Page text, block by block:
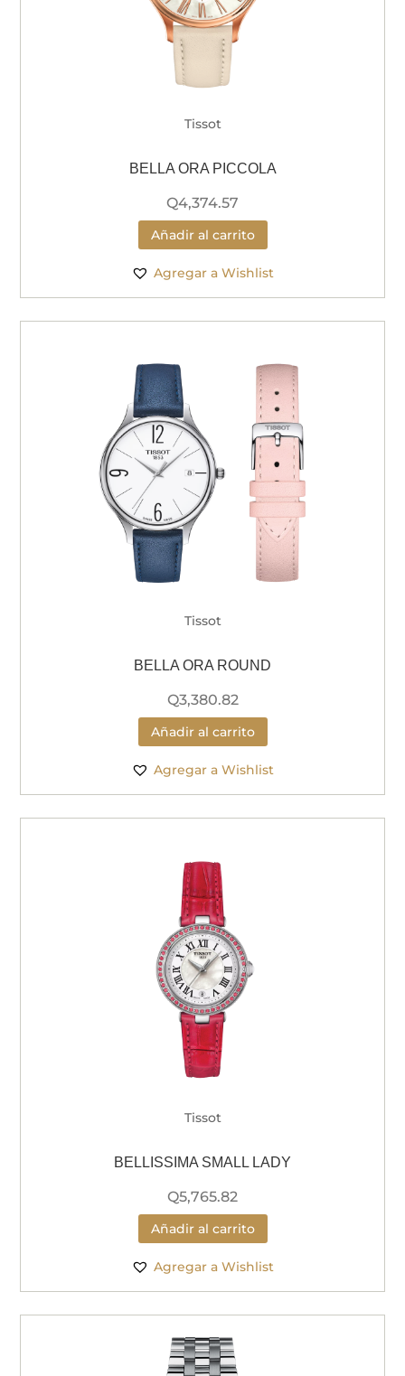
Tissot
BELLA ORA PICCOLA
Q4,374.57
Añadir al carrito
Agregar a Wishlist
Tissot
BELLA ORA ROUND
Q3,380.82
Añadir al carrito
Agregar a Wishlist
Tissot
BELLISSIMA SMALL LADY
Q5,765.82
Añadir al carrito
Agregar a Wishlist